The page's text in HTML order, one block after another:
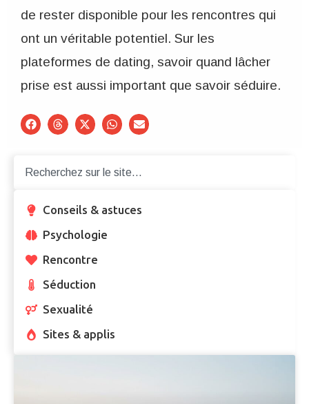
de rester disponible pour les rencontres qui
ont un véritable potentiel. Sur les
plateformes de dating, savoir quand lâcher
prise est aussi important que savoir séduire.
Conseils & astuces
Psychologie
Rencontre
Séduction
Sexualité
Sites & applis